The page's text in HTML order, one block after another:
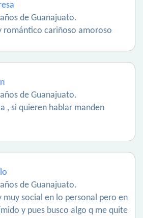
de Guanajuato.
romántico cariñoso amoroso
de Guanajuato.
, si quieren hablar manden
de Guanajuato.
muy social en lo personal pero en
y pues busco algo q me quite